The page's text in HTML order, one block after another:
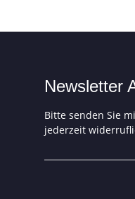
Newsletter
Bitte senden Sie
jederzeit